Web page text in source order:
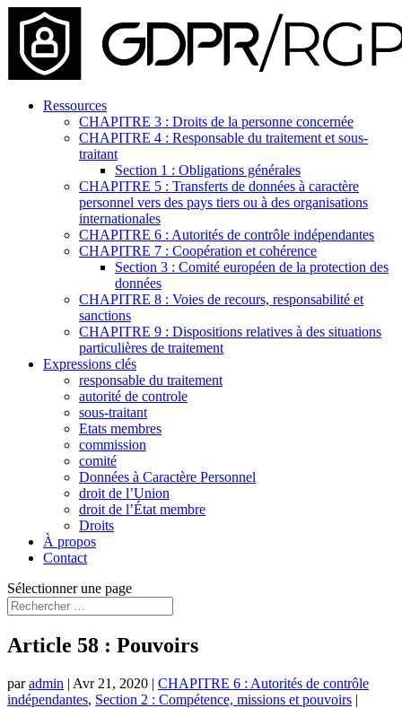
Ressources
CHAPITRE 3 : Droits de la personne concernée
CHAPITRE 4 : Responsable du traitement et sous-
traitant
Section 1 : Obligations générales
CHAPITRE 5 : Transferts de données à caractère
personnel vers des pays tiers ou à des organisations
internationales
CHAPITRE 6 : Autorités de contrôle indépendantes
CHAPITRE 7 : Coopération et cohérence
Section 3 : Comité européen de la protection des
données
CHAPITRE 8 : Voies de recours, responsabilité et
sanctions
CHAPITRE 9 : Dispositions relatives à des situations
particulières de traitement
Expressions clés
responsable du traitement
autorité de controle
sous-traitant
Etats membres
commission
comité
Données à Caractère Personnel
droit de l’Union
droit de l’État membre
Droits
À propos
Contact
Sélectionner une page
Article 58 : Pouvoirs
paradmin | Avr 21, 2020 | CHAPITRE 6 : Autorités de contrôle
indépendantes, Section 2 : Compétence, missions et pouvoirs |